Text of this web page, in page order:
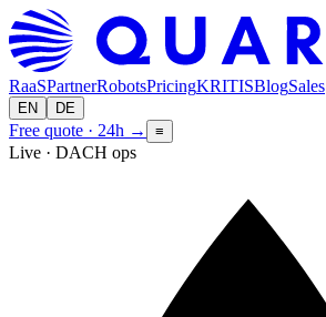
RaaSPartnerRobotsPricingKRITISBlogSales
EN DE
Free quote · 24h → ≡
Live · DACH ops